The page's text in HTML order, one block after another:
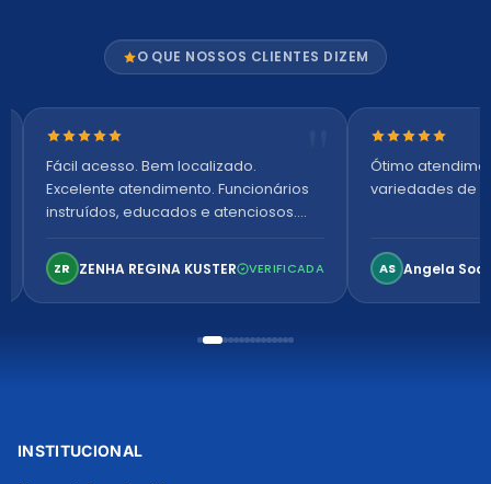
O QUE NOSSOS CLIENTES DIZEM
Nota 5 de 5 estrelas
Fácil acesso. Bem localizado.
Excelente atendimento. Funcionários
instruídos, educados e atenciosos.
confortável. Perfeito!
ZR ZENHA REGINA KUSTER VERIFICADA
Nota 5 de 5
Ótimo
variedades de
AS Angela
INSTITUCIONAL